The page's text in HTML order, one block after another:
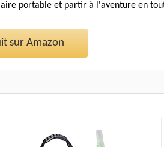
portable et partir à l'aventure en
sur Amazon